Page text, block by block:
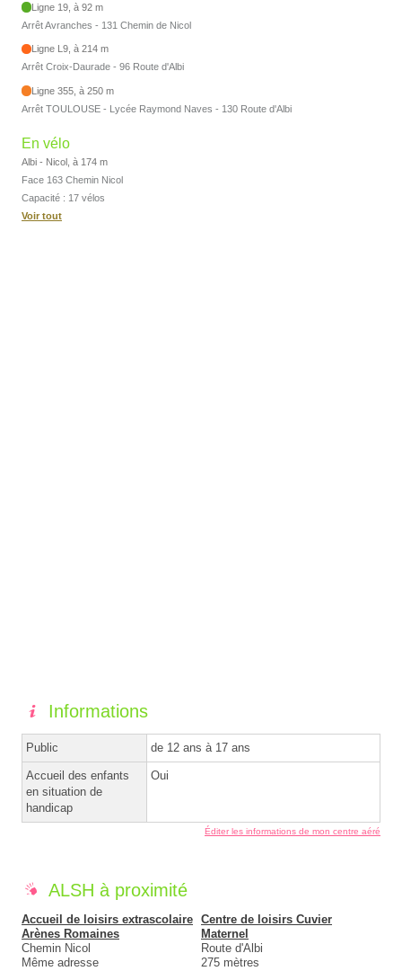
Ligne 19, à 92 m
Arrêt Avranches - 131 Chemin de Nicol
Ligne L9, à 214 m
Arrêt Croix-Daurade - 96 Route d'Albi
Ligne 355, à 250 m
Arrêt TOULOUSE - Lycée Raymond Naves - 130 Route d'Albi
En vélo
Albi - Nicol, à 174 m
Face 163 Chemin Nicol
Capacité : 17 vélos
Voir tout
Informations
Public de 12 ans à 17 ans
Accueil des enfants
en situation de
handicap
Oui
Éditer les informations de mon centre aéré
ALSH à proximité
Accueil de loisirs extrascolaire
Arènes Romaines
Chemin Nicol
Même adresse
Centre de loisirs Cuvier
Maternel
Route d'Albi
275 mètres